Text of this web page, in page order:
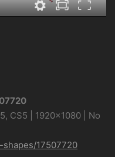
CS5 | 1920×1080 | No
17507720